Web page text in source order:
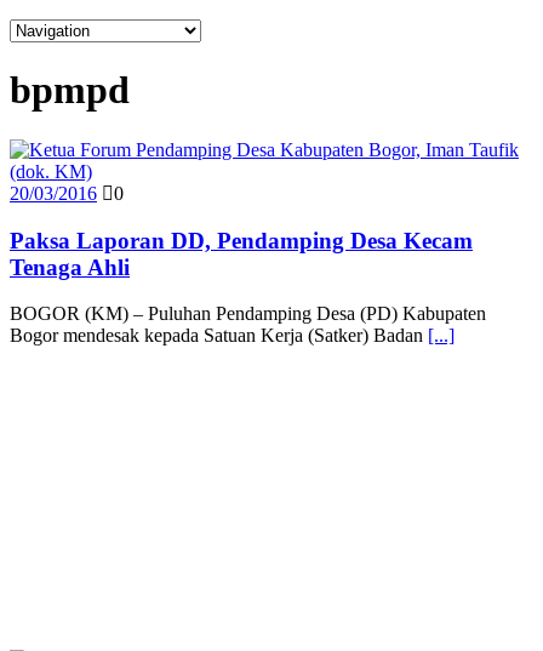
bpmpd
20/03/2016 0
Paksa Laporan DD, Pendamping Desa Kecam
Tenaga Ahli
BOGOR (KM) – Puluhan Pendamping Desa (PD) Kabupaten
Bogor mendesak kepada Satuan Kerja (Satker) Badan [...]